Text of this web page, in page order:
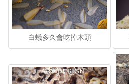
白蟻多久會吃掉木頭